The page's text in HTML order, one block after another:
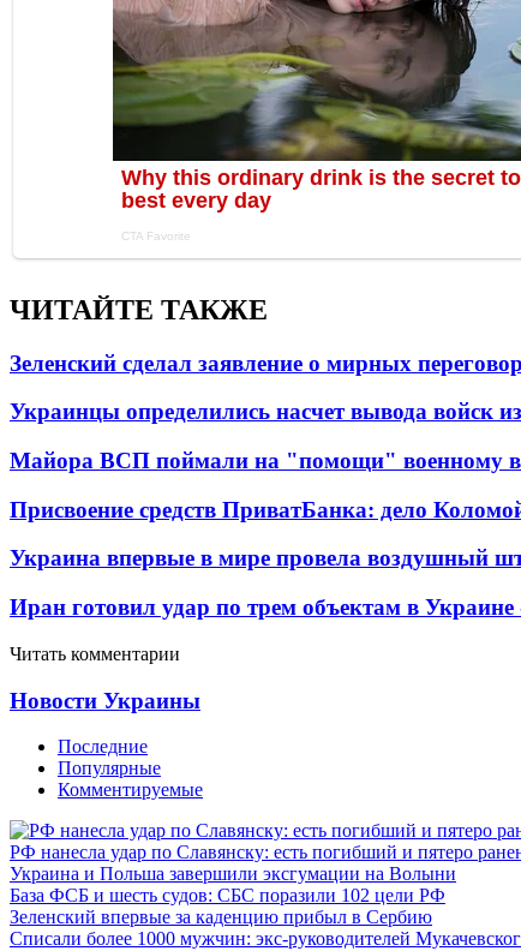
ЧИТАЙТЕ ТАКЖЕ
Зеленский сделал заявление о мирных
Украинцы определились насчет вывода войск
Майора ВСП поймали на "помощи" военному
Присвоение средств ПриватБанка: дело
Украина впервые в мире провела воздушный
Иран готовил удар по трем объектам в
Читать комментарии
Новости Украины
Последние
Популярные
Комментируемые
РФ нанесла удар по Славянску: есть погибший и пятеро
Украина и Польша завершили эксгумации на Волыни
База ФСБ и шесть судов: СБС поразили 102 цели РФ
Зеленский впервые за каденцию прибыл в Сербию
Списали более 1000 мужчин: экс-руководителей